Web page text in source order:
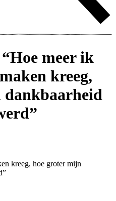
meer ik
kreeg,
kreeg, hoe groter mijn